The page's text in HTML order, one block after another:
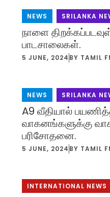
NEWS SRILANKA
நாளை
பாடசாலைகள்.
5 JUNE, 2024 BY TAMIL
NEWS SRILANKA
A9 வீதியால்
வாகனங்களுக்கு
பரிசோதனை.
5 JUNE, 2024 BY TAMIL
INTERNATIONAL NEWS